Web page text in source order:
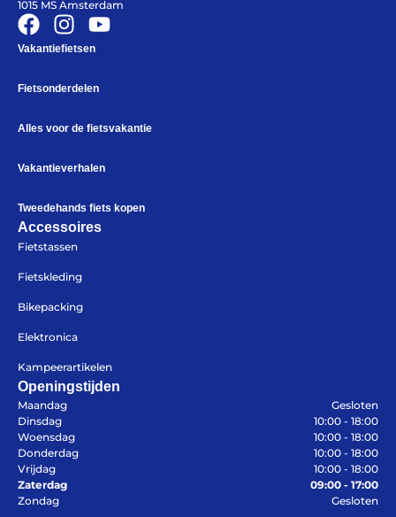
Afrika
Amerika
Help mij bij
kiezenvan een fiets
Over ons
1015 MS Amsterdam
Vakantiefietsen
Fietsonderdelen
Alles voor de fietsvakantie
Vakantieverhalen
Tweedehands fiets kopen
Accessoires
Fietstassen
Fietskleding
Bikepacking
Elektronica
Kampeerartikelen
Openingstijden
Maandag
Gesloten
Dinsdag
10:00 - 18:00
Woensdag
10:00 - 18:00
Donderdag
10:00 - 18:00
Vrijdag
10:00 - 18:00
Zaterdag
09:00 - 17:00
Zondag
Gesloten